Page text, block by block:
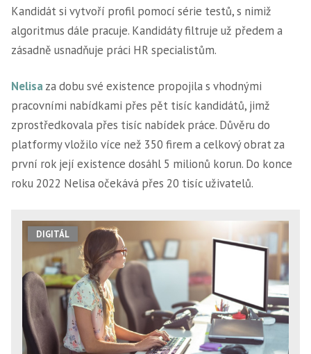
Kandidát si vytvoří profil pomocí série testů, s nimiž
algoritmus dále pracuje. Kandidáty filtruje už předem a
zásadně usnadňuje práci HR specialistům.
Nelisaza dobu své existence propojila s vhodnými
pracovními nabídkami přes pět tisíc kandidátů, jimž
zprostředkovala přes tisíc nabídek práce. Důvěru do
platformy vložilo více než 350 firem a celkový obrat za
první rok její existence dosáhl 5 milionů korun. Do konce
roku 2022 Nelisa očekává přes 20 tisíc uživatelů.
DIGITÁL